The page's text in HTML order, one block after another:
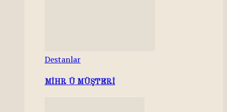
Destanlar
MİHR Ü MÜŞTERİ